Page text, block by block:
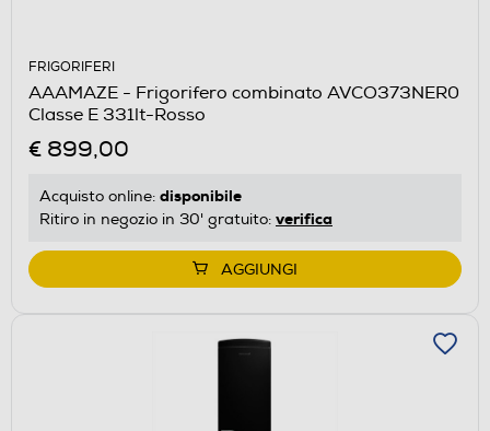
FRIGORIFERI
AAAMAZE - Frigorifero combinato AVCO373NER0
Classe E 331lt-Rosso
€ 899,00
Acquisto online: disponibile
Ritiro in negozio in 30' gratuito: verifica
AGGIUNGI